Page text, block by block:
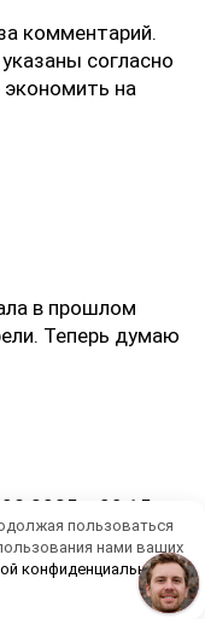
комментарий.
согласно
на
в прошлом
Теперь думаю
в 09:15
обходится
пользоваться
нами ваших
конфиденциальности